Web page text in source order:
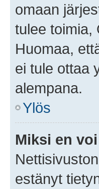
omaan
tulee toimia,
Huomaa,
ei tule ottaa
alempana.
Ylös
Miksi en
estänyt